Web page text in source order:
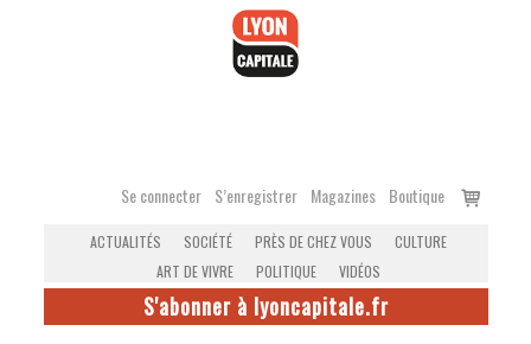
Se connecter S’enregistrer Magazines Boutique
Voir
ACTUALITÉS SOCIÉTÉ PRÈS DE CHEZ VOUS
CULTURE
ART DE VIVRE
POLITIQUE VIDÉOS
S'abonner à lyoncapitale.fr